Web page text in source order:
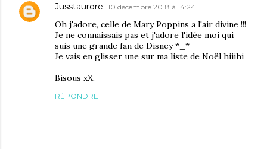
Jusstaurore 10 décembre 2018 à 14:24
Oh j'adore, celle de Mary Poppins a l'air divine !!!
Je ne connaissais pas et j'adore l'idée moi qui
suis une grande fan de Disney *_*
Je vais en glisser une sur ma liste de Noël hiiihi
Bisous xX.
RÉPONDRE